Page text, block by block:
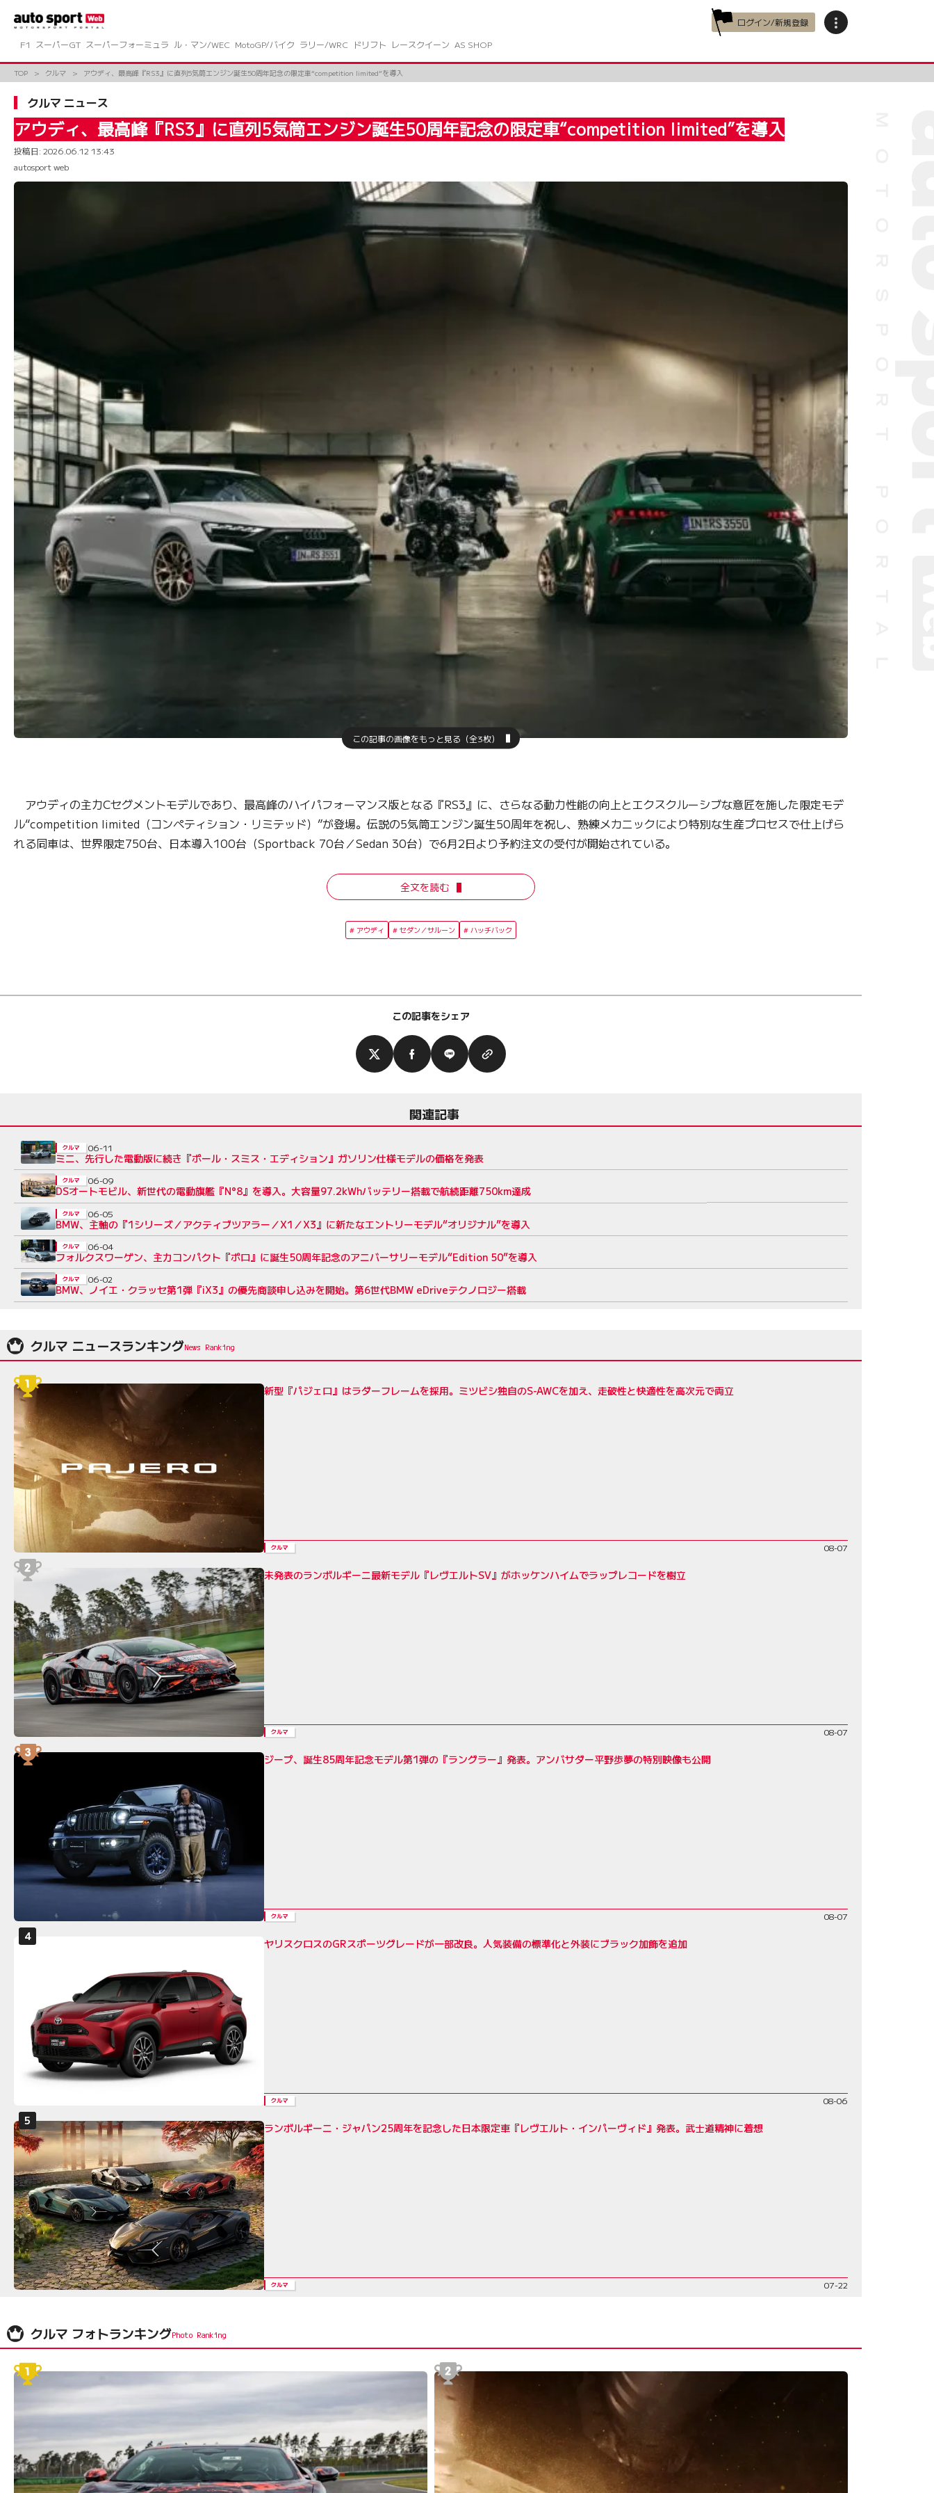
ツ
ス
ログイン/新規登録
F1
スーパーGT スーパーフォーミュラ ル・マン/WEC MotoGP/バイク ラリー/WRC ドリフト レースクイーン AS SHOP
TOP クルマ アウディ、最高峰『RS3』に直列5気筒エンジン誕生50周年記念の限定車“competition limited”を導入
クルマ ニュース
アウディ、最高峰『RS3』に直列5気筒エンジン誕生50周年記念の限定車“competition limited”を導入
投稿日: 2026.06.12 13:43
autosport web
この記事の画像をもっと見る（全3枚）
アウディの主力Cセグメントモデルであり、最高峰のハイパフォーマンス版となる『RS3』に、さらなる動力性能の向上とエクスクルーシブな意匠を施した限定モデ
ル“competition limited（コンペティション・リミテッド）”が登場。伝説の5気筒エンジン誕生50周年を祝し、熟練メカニックにより特別な生産プロセスで仕上げら
れる同車は、世界限定750台、日本導入100台（Sportback 70台／Sedan 30台）で6月2日より予約注文の受付が開始されている。
全文を読む
アウディ セダン／サルーン ハッチバック
この記事をシェア
関連記事
ミニ、先行した電動版に続き『ポール・スミス・エディション』ガソリン仕様モデルの価格を発表
クルマ 06-11
DSオートモビル、新世代の電動旗艦『N°8』を導入。大容量97.2kWhバッテリー搭載で航続距離750km達成
クルマ 06-09
BMW、主軸の『1シリーズ／アクティブツアラー／X1／X3』に新たなエントリーモデル“オリジナル”を導入
クルマ 06-05
フォルクスワーゲン、主力コンパクト『ポロ』に誕生50周年記念のアニバーサリーモデル“Edition 50”を導入
クルマ 06-04
BMW、ノイエ・クラッセ第1弾『iX3』の優先商談申し込みを開始。第6世代BMW eDriveテクノロジー搭載
クルマ 06-02
クルマ ニュースランキング
新型『パジェロ』はラダーフレームを採用。ミツビシ独自のS-AWCを加え、走破性と快適性を高次元で両立
クルマ 08-07
未発表のランボルギーニ最新モデル『レヴエルトSV』がホッケンハイムでラップレコードを樹立
クルマ 08-07
ジープ、誕生85周年記念モデル第1弾の『ラングラー』発表。アンバサダー平野歩夢の特別映像も公開
クルマ 08-07
ヤリスクロスのGRスポーツグレードが一部改良。人気装備の標準化と外装にブラック加飾を追加
クルマ 08-06
ランボルギーニ・ジャパン25周年を記念した日本限定車『レヴエルト・インパーヴィド』発表。武士道精神に着想
クルマ 07-22
クルマ フォトランキング